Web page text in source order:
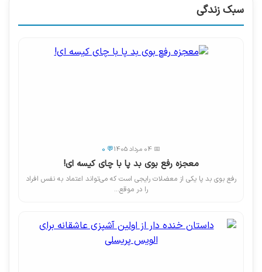
سبک زندگی
📅 04 مرداد 1405 💬 0
معجزه رفع بوی بد پا با چای کیسه ای!
رفع بوی بد پا یکی از معضلات رایجی است که می‌تواند اعتماد به نفس افراد
را در موقع...